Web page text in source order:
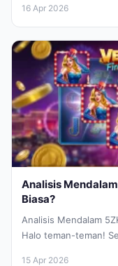
16 Apr 2026
Analisis
Biasa?
Analisis Mendalam
Halo teman-teman!
15 Apr 2026